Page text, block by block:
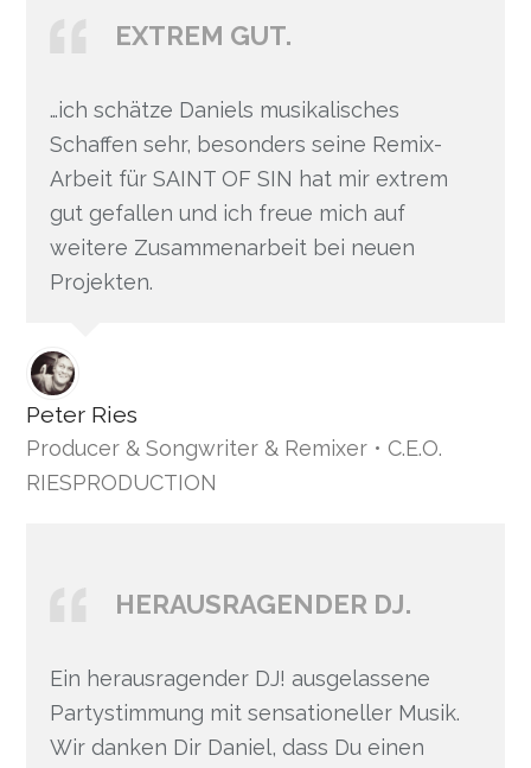
EXTREM GUT.
…ich schätze Daniels musikalisches
Schaffen sehr, besonders seine Remix-
Arbeit für SAINT OF SIN hat mir extrem
gut gefallen und ich freue mich auf
weitere Zusammenarbeit bei neuen
Projekten.
Peter Ries
Producer & Songwriter & Remixer • C.E.O.
RIESPRODUCTION
HERAUSRAGENDER DJ.
Ein herausragender DJ! ausgelassene
Partystimmung mit sensationeller Musik.
Wir danken Dir Daniel, dass Du einen